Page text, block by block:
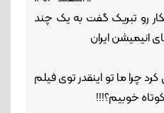
رو تبریک گفت به یک چند
انیمیشن ایران
کرد چرا ما تو اینقدر توی فیلم
خوبیم؟!!!